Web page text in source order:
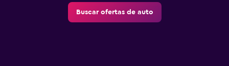
Buscar ofertas de auto